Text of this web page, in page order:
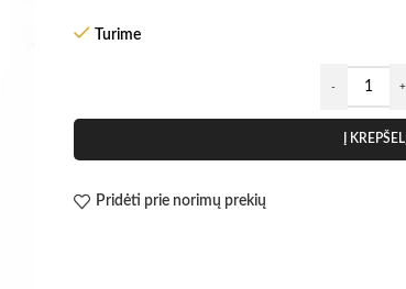
Turime
Į KREPŠELĮ
Pridėti prie norimų prekių